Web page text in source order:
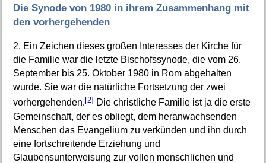
Die Synode von 1980 in ihrem Zusammenhang mit
den vorhergehenden
2. Ein Zeichen dieses großen Interesses der Kirche für
die Familie war die letzte Bischofssynode, die vom 26.
September bis 25. Oktober 1980 in Rom abgehalten
wurde. Sie war die natürliche Fortsetzung der zwei
vorhergehenden.[2] Die christliche Familie ist ja die erste
Gemeinschaft, der es obliegt, dem heranwachsenden
Menschen das Evangelium zu verkünden und ihn durch
eine fortschreitende Erziehung und
Glaubensunterweisung zur vollen menschlichen und